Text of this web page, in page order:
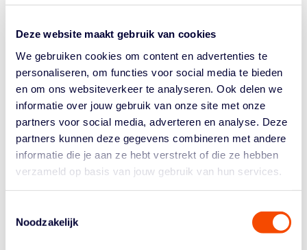
Deze website maakt gebruik van cookies
We gebruiken cookies om content en advertenties te
personaliseren, om functies voor social media te bieden
en om ons websiteverkeer te analyseren. Ook delen we
informatie over jouw gebruik van onze site met onze
partners voor social media, adverteren en analyse. Deze
partners kunnen deze gegevens combineren met andere
informatie die je aan ze hebt verstrekt of die ze hebben
verzameld op basis van jouw gebruik van hun services.
Noodzakelijk
afgekondigd. Als ze daar op 9 mei al niet gaan fietsen,
Hongarije spelen, laat staan dat daarvoor nog ergens
een OKT 1 wordt gespeeld. Je hebt het over een stuk
over dertig teams – mannen en vrouwen – die aan de
OKT's mee gaan doen, het is geen toernooitje met acht
landen. De spelers en speelsters moeten overal
vandaan komen en reizen. Hoe doe je dat met landen
die op slot zitten? En wie wil er überhaupt nog een OKT
organiseren in deze situatie!?"
Onzekerheid troef dus voor de inmiddels 35-jarige
basketballer met een olympische droom. Op de vraag of
blijven trainen, blijft Jobse het antwoord schuldig.